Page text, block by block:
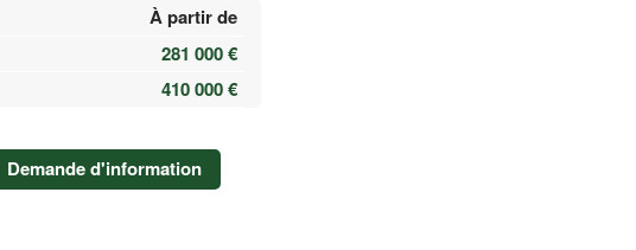
À partir de
281 000 €
410 000 €
Demande d'information